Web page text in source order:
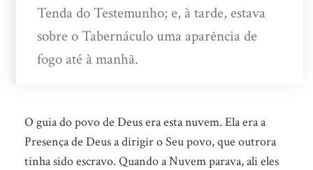
Tenda do Testemunho; e, à tarde, estava
sobre o Tabernáculo uma aparência de
fogo até à manhã.
O guia do povo de Deus era esta nuvem. Ela era a
Presença de Deus a dirigir o Seu povo, que outrora
tinha sido escravo. Quando a Nuvem parava, ali eles